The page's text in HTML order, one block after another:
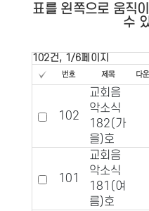
표를 왼쪽으로 움직
수
102건, 1/6페이지
102
교회음
악소식
182(가
을)호
101
교회음
악소식
181(여
름)호